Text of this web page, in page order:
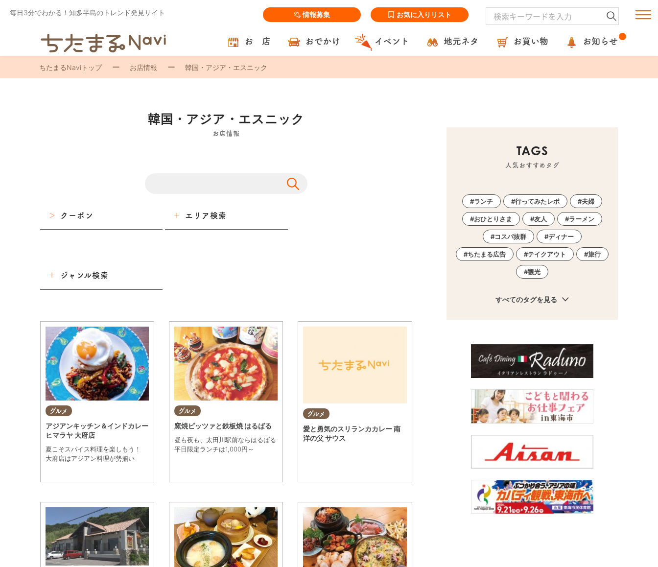
毎日3分でわかる！知多半島のトレンド発見サイト 情報募集 お気に入りリスト
お 店 おでかけ イベント 地元ネタ お買い物 お知らせ
ちたまるNaviトップ お店情報 韓国・アジア・エスニック
韓国・アジア・エスニック
お店情報
クーポン エリア検索
阿久比町
常滑市
半田市
武豊町
美浜町
ジャンル検索
美容・健康
ショップ
住まい・暮らし
習い事・趣味
宿泊
グルメ
アジアンキッチン＆インドカレー
ヒマラヤ 大府店
夏こそスパイス料理を楽しもう！
大府店はアジアン料理が勢揃い
グルメ
窯焼ピッツァと鉄板焼 はるばる
昼も夜も、太田川駅前ならはるばる
平日限定ランチは1,000円～
グルメ
愛と勇気のスリランカカレー 南
洋の父 サウス
TAGS
人気おすすめタグ
ランチ 行ってみたレポ 夫婦
おひとりさま 友人 ラーメン
コスパ抜群 ディナー
ちたまる広告 テイクアウト 旅行
観光
すべてのタグを見る